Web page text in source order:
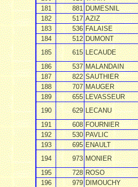
181
881 DUMESNIL
182
517 AZIZ
183
536 FALAISE
184
512 DUMONT
185
615 LECAUDE
186
537 MALANDAIN
187
822 SAUTHIER
188
707 MAUGER
189
655 LEVASSEUR
190
629 LECANU
191
608 FOURNIER
192
530 PAVLIC
193
695 ENAULT
194
973 MONIER
195
728 ROSO
196
979 DIMOUCHY